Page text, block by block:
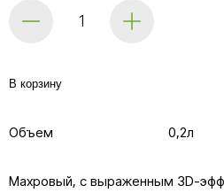
В корзину
Объем 0,2л
Махровый, с выраженным 3D-